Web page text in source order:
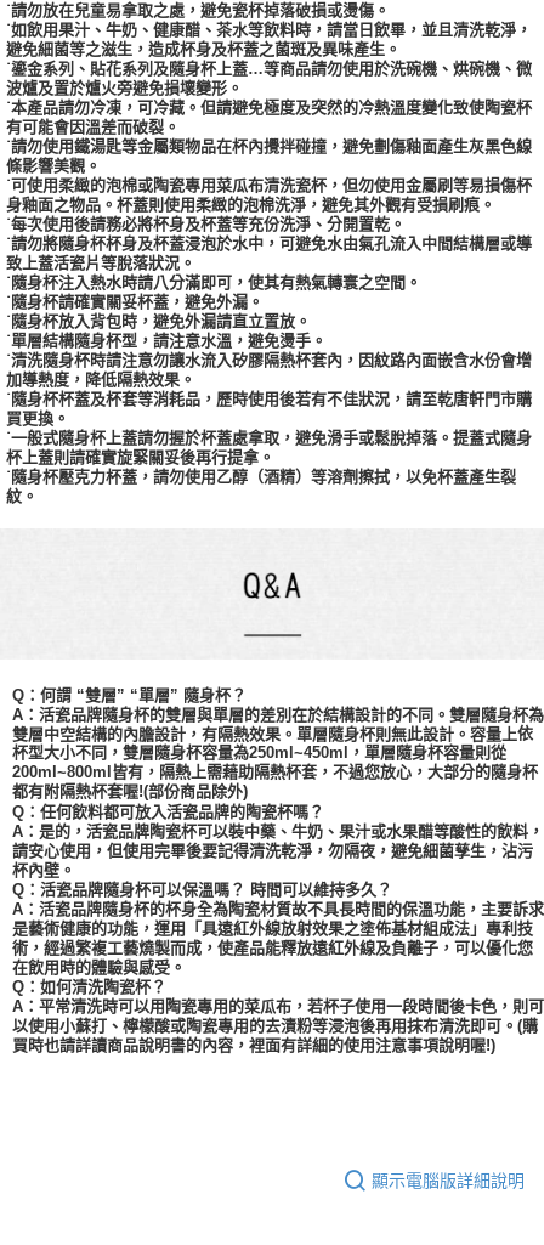
˙請勿放在兒童易拿取之處，避免瓷杯掉落破損或燙傷。
˙如飲用果汁、牛奶、健康醋、茶水等飲料時，請當日飲畢，並且清洗乾淨，
避免細菌等之滋生，造成杯身及杯蓋之菌斑及異味產生。
˙鎏金系列、貼花系列及隨身杯上蓋…等商品請勿使用於洗碗機、烘碗機、微
波爐及置於爐火旁避免損壞變形。
˙本產品請勿冷凍，可冷藏。但請避免極度及突然的冷熱溫度變化致使陶瓷杯
有可能會因溫差而破裂。
˙請勿使用鐵湯匙等金屬類物品在杯內攪拌碰撞，避免劃傷釉面產生灰黑色線
條影響美觀。
˙可使用柔緻的泡棉或陶瓷專用菜瓜布清洗瓷杯，但勿使用金屬刷等易損傷杯
身釉面之物品。杯蓋則使用柔緻的泡棉洗淨，避免其外觀有受損刷痕。
˙每次使用後請務必將杯身及杯蓋等充份洗淨、分開置乾。
˙請勿將隨身杯杯身及杯蓋浸泡於水中，可避免水由氣孔流入中間結構層或導
致上蓋活瓷片等脫落狀況。
˙隨身杯注入熱水時請八分滿即可，使其有熱氣轉寰之空間。
˙隨身杯請確實關妥杯蓋，避免外漏。
˙隨身杯放入背包時，避免外漏請直立置放。
˙單層結構隨身杯型，請注意水溫，避免燙手。
˙清洗隨身杯時請注意勿讓水流入矽膠隔熱杯套內，因紋路內面嵌含水份會增
加導熱度，降低隔熱效果。
˙隨身杯杯蓋及杯套等消耗品，歷時使用後若有不佳狀況，請至乾唐軒門市購
買更換。
˙一般式隨身杯上蓋請勿握於杯蓋處拿取，避免滑手或鬆脫掉落。提蓋式隨身
杯上蓋則請確實旋緊關妥後再行提拿。
˙隨身杯壓克力杯蓋，請勿使用乙醇（酒精）等溶劑擦拭，以免杯蓋產生裂
紋。
Q：何謂 “雙層” “單層” 隨身杯？
A：活瓷品牌隨身杯的雙層與單層的差別在於結構設計的不同。雙層隨身杯為
雙層中空結構的內膽設計，有隔熱效果。單層隨身杯則無此設計。容量上依
杯型大小不同， 雙層 隨身杯容量為250ml~450ml，單層隨身杯容量則從
200ml~800ml皆有，隔熱上需藉助隔熱杯套，不過您放心，大部分的隨身杯
都有附隔熱杯套喔!(部份商品除外)
Q：任何飲料都可放入活瓷品牌的陶瓷杯嗎？
A：是的，活瓷品牌陶瓷杯可以裝中藥、牛奶、果汁或水果醋等酸性的飲料，
請安心使用，但使用完畢後要記得清洗乾淨，勿隔夜，避免細菌孳生，沾污
杯內壁。
Q：活瓷品牌隨身杯可以保溫嗎？ 時間可以維持多久？
A：活瓷品牌隨身杯的杯身全為陶瓷材質故不具長時間的保溫功能，主要訴求
是藝術健康的功能，運用「具遠紅外線放射效果之塗佈基材組成法」專利技
術，經過繁複工藝燒製而成，使產品能釋放遠紅外線及負離子，可以優化您
在飲用時的體驗與感受。
Q：如何清洗陶瓷杯？
A：平常清洗時可以用陶瓷專用的菜瓜布，若杯子使用一段時間後卡色，則可
以使用小蘇打、檸檬酸或陶瓷專用的去漬粉等浸泡後再用抹布清洗即可。(購
買時也請詳讀商品說明書的內容，裡面有詳細的使用注意事項說明喔!)
顯示電腦版詳細說明